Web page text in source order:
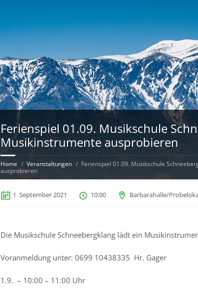
Ferienspiel 01.09. Musikschule
Musikinstrumente ausprobieren
Home Veranstaltungen
Ferienspiel 01.09. Musikschule
ausprobieren
1. September 2021 10:00 Barbarahalle/
Die Musikschule Schneebergklang lädt ein
Voranmeldung unter: 0699 10438335 Hr. Gager
1.9. – 10:00 – 11:00 Uhr